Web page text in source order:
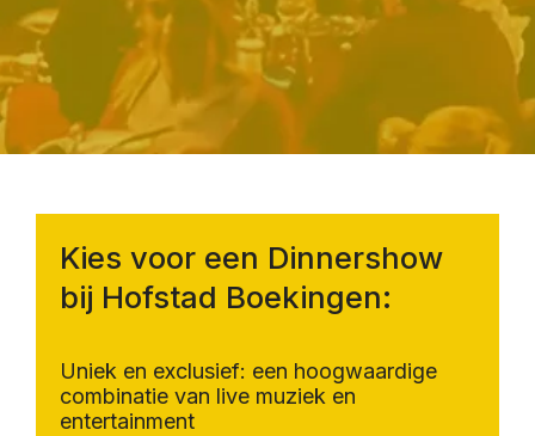
Kies voor een Dinnershow
bij Hofstad Boekingen:
Uniek en exclusief: een hoogwaardige
combinatie van live muziek en
entertainment